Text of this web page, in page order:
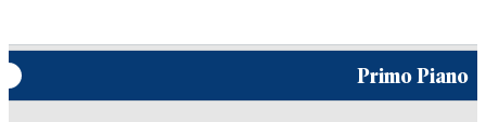
Primo Piano